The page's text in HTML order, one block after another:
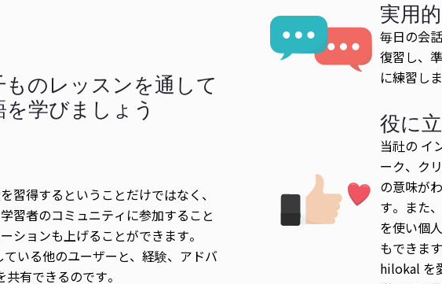
のレッスンを通して
学びましょう
習得するということだけではなく、
習者のコミュニティに参加すること
ションも上げることができます。
いる他のユーザーと、経験、アドバ
有できるのです。
実用
毎日の会
復習し、
に練習し
役に
当社の イ
ーク、ク
の意味が
す。また
を使い個
もできま
hilokal を